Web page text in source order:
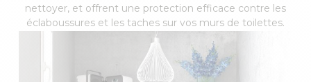
nettoyer, et offrent une protection efficace contre les
éclaboussures et les taches sur vos murs de toilettes.